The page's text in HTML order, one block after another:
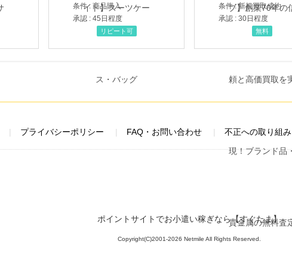
条件 : 商品購入
承認 : 45日程度
リピート可
条件 : 新規買取成約
承認 : 30日程度
無料
プライバシーポリシー FAQ・お問い合わせ 不正への取り組み
ポイントサイトでお小遣い稼ぎなら【すぐたま】
Copyright(C)2001-2026 Netmile All Rights Reserved.